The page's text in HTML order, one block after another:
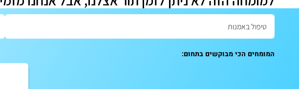
המומחים הכי מבוקשים בתחום: